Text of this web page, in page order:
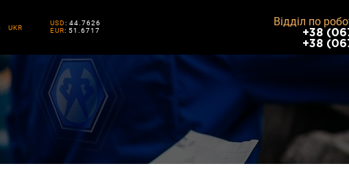
UKR
USD: 44.7626
EUR: 51.6717
Відділ по
+38
+38